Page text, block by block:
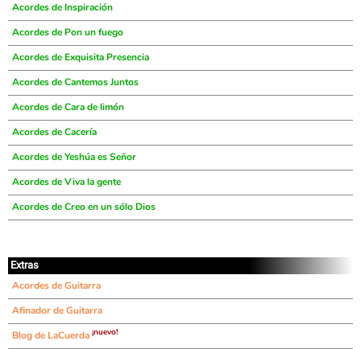
Acordes de Inspiración
Acordes de Pon un fuego
Acordes de Exquisita Presencia
Acordes de Cantemos Juntos
Acordes de Cara de limón
Acordes de Cacería
Acordes de Yeshúa es Señor
Acordes de Viva la gente
Acordes de Creo en un sólo Dios
Extras
Acordes de Guitarra
Afinador de Guitarra
Blog de LaCuerda ¡nuevo!